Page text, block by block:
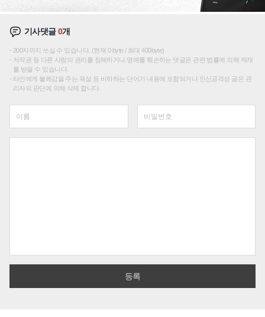
기사댓글0개
200자까지 쓰실 수 있습니다. (현재 0 byte / 최대 400byte)
저작권 등 다른 사람의 권리를 침해하거나 명예를 훼손하는 댓글은 관련 법률에 의해 제재
를 받을 수 있습니다.
타인에게 불쾌감을 주는 욕설 등 비하하는 단어가 내용에 포함되거나 인신공격성 글은 관
리자의 판단에 의해 삭제 합니다.